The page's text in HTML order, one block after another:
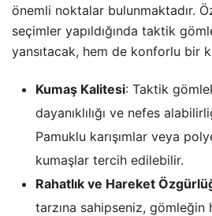
önemli noktalar bulunmaktadır.
seçimler yapıldığında taktik
yansıtacak, hem de konforlu bir
Kumaş Kalitesi: Taktik
dayanıklılığı ve nefes
Pamuklu karışımlar veya
kumaşlar tercih edilebilir.
Rahatlık ve Hareket
tarzına sahipseniz,